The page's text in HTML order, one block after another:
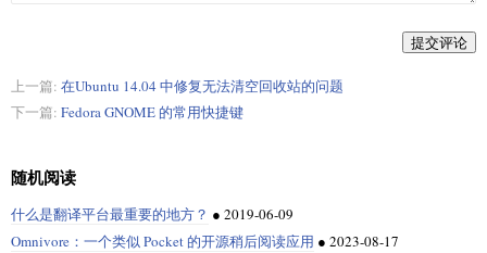
提交评论
上一篇: 在Ubuntu 14.04 中修复无法清空回收站的问题
下一篇: Fedora GNOME 的常用快捷键
随机阅读
什么是翻译平台最重要的地方？ ● 2019-06-09
Omnivore：一个类似 Pocket 的开源稍后阅读应用 ● 2023-08-17